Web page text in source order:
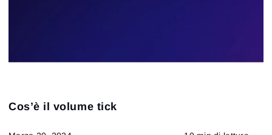
Cos’è il volume tick